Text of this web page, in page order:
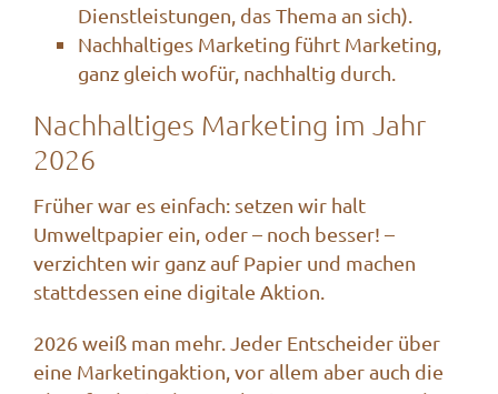
Dienstleistungen, das Thema an sich).
Nachhaltiges Marketing führt Marketing,
ganz gleich wofür, nachhaltig durch.
Nachhaltiges Marketing im Jahr
2026
Früher war es einfach: setzen wir halt
Umweltpapier ein, oder – noch besser! –
verzichten wir ganz auf Papier und machen
stattdessen eine digitale Aktion.
2026 weiß man mehr. Jeder Entscheider über
eine Marketingaktion, vor allem aber auch die